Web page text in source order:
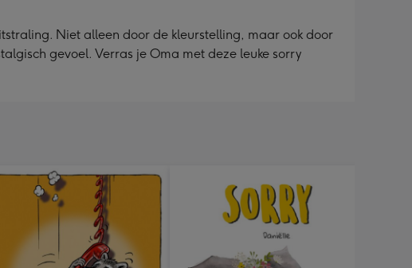
mm
Niet alleen door de kleurstelling, maar ook door
gevoel. Verras je Oma met deze leuke sorry